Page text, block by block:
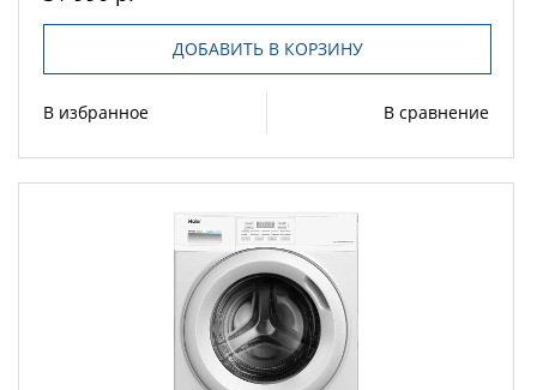
ДОБАВИТЬ В КОРЗИНУ
В избранное В сравнение